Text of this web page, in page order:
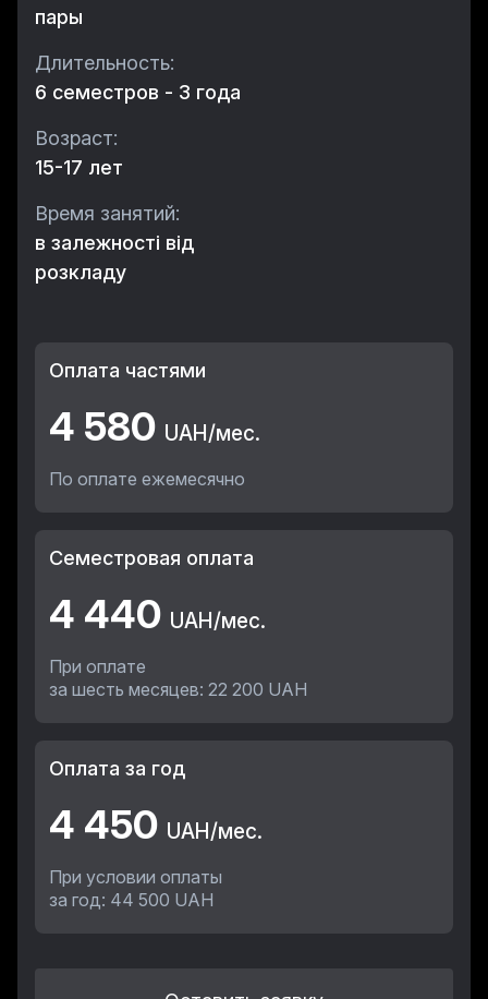
пары
Длительность:
6 семестров - 3 года
Возраст:
15-17 лет
Время занятий:
в залежності від
розкладу
Оплата частями
4 580 UAH/мес.
По оплате ежемесячно
Семестровая оплата
4 440 UAH/мес.
При оплате
за шесть месяцев: 22 200 UAH
Оплата за год
4 450 UAH/мес.
При условии оплаты
за год: 44 500 UAH